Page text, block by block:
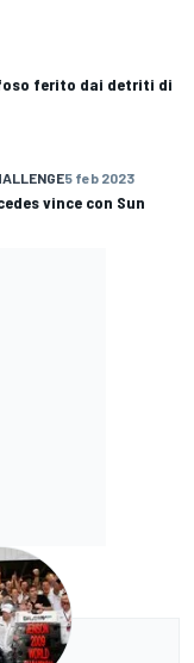
ferito dai detriti di
5 feb 2023
vince con Sun